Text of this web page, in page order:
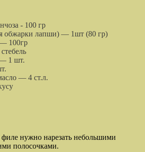
- 100 гр
обжарки лапши) — 1шт (80 гр)
100гр
1 шт.
— 4 ст.л.
нужно нарезать небольшими
полосочками.